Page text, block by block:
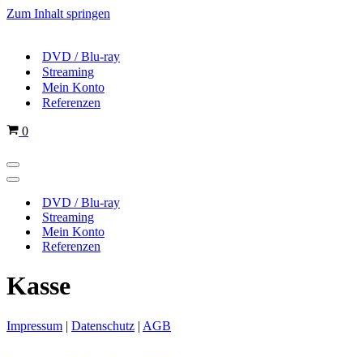
Zum Inhalt springen
DVD / Blu-ray
Streaming
Mein Konto
Referenzen
Warenkorb
0
Navigations-
Menü
Navigations-
DVD / Blu-ray
Streaming
Mein Konto
Referenzen
Kasse
Impressum | Datenschutz | AGB